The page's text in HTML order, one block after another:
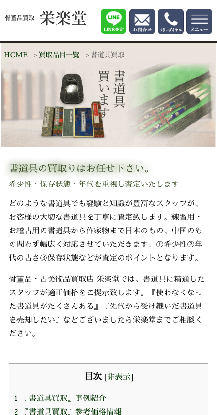
HOME 買取品目一覧 書道具買取
書道具の買取りはお任せ下さい。
希少性・保存状態・年代を重視し査定いたします
どのような書道具でも経験と知識が豊富なスタッフが、
お客様の大切な書道具を丁寧に査定致します。練習用・
お稽古用の書道具から作家物まで日本のもの、中国のも
の問わず幅広く対応させていただきます。①希少性②年
代の古さ③保存状態などが査定のポイントとなります。
骨董品・古美術品買取店 栄楽堂では、書道具に精通した
スタッフが適正価格をご提示致します。『使わなくなっ
た書道具がたくさんある』『先代から受け継いだ書道具
を売却したい』などございましたら栄楽堂までご相談く
ださい。
目次 [非表示]
1 『書道具買取』事例紹介
2 『書道具買取』参考価格情報